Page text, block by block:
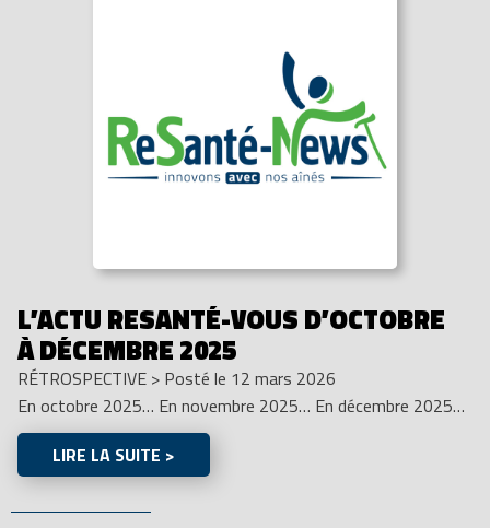
L’ACTU RESANTÉ-VOUS D’OCTOBRE
À DÉCEMBRE 2025
RÉTROSPECTIVE > Posté le 12 mars 2026
En octobre 2025… En novembre 2025… En décembre 2025…
LIRE LA SUITE >